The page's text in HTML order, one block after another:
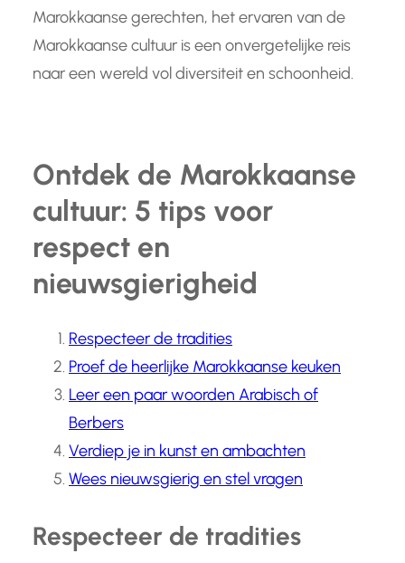
Marokkaanse gerechten, het ervaren van de
Marokkaanse cultuur is een onvergetelijke reis
naar een wereld vol diversiteit en schoonheid.
Ontdek de Marokkaanse
cultuur: 5 tips voor
respect en
nieuwsgierigheid
Respecteer de tradities
Proef de heerlijke Marokkaanse keuken
Leer een paar woorden Arabisch of
Berbers
Verdiep je in kunst en ambachten
Wees nieuwsgierig en stel vragen
Respecteer de tradities